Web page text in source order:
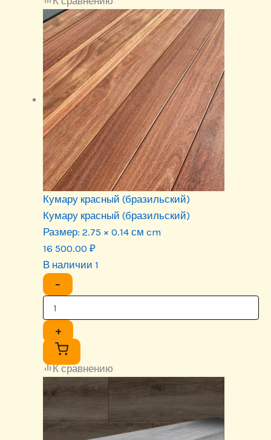
Кумару красный (бразильский)
Кумару красный (бразильский)
Размер: 2.75 × 0.14 см cm
16 500.00 ₽
В наличии 1
−
+
К сравнению